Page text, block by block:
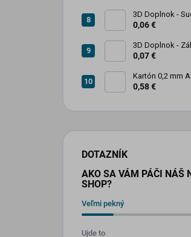
3D Doplnok -
kovový 250L - 1ks
0,06 €
3D Doplnok -
stojan 2ks
0,07 €
Kartón 0,2 mm
0,58 €
DOTAZNÍK
AKO SA VÁM PÁČI NÁŠ
SHOP?
Veľmi pekný
Ujde to